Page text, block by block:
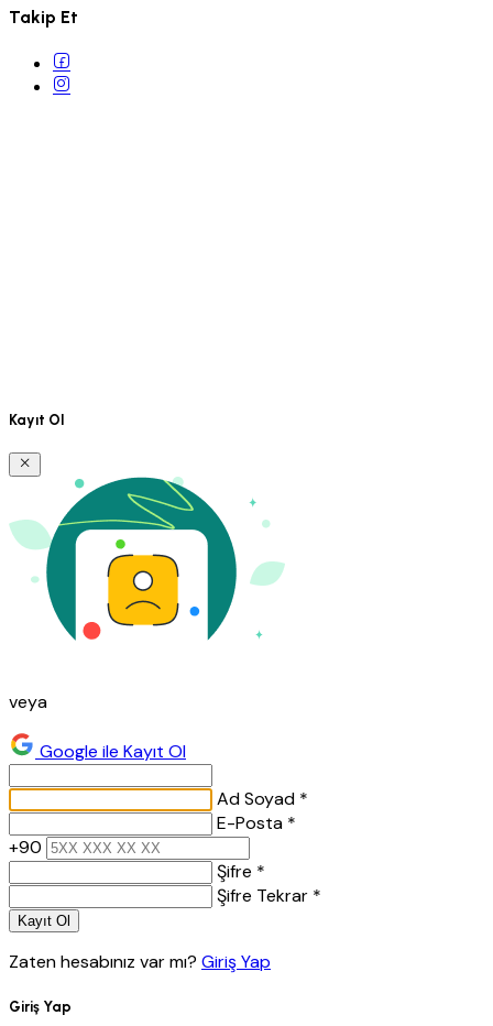
Takip Et
Kayıt Ol
veya
Google ile Kayıt Ol
Ad Soyad *
E-Posta *
+90
Şifre *
Şifre Tekrar *
Kayıt Ol
Zaten hesabınız var mı? Giriş Yap
Giriş Yap